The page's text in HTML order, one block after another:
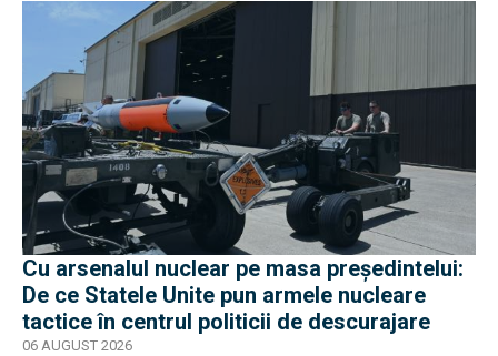
Cu arsenalul nuclear pe masa preşedintelui:
De ce Statele Unite pun armele nucleare
tactice în centrul politicii de descurajare
06 AUGUST 2026